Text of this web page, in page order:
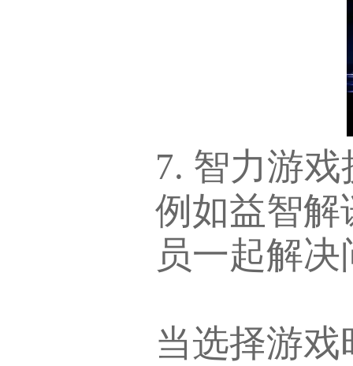
7. 智力游
例如益智解
员一起解
当选择游